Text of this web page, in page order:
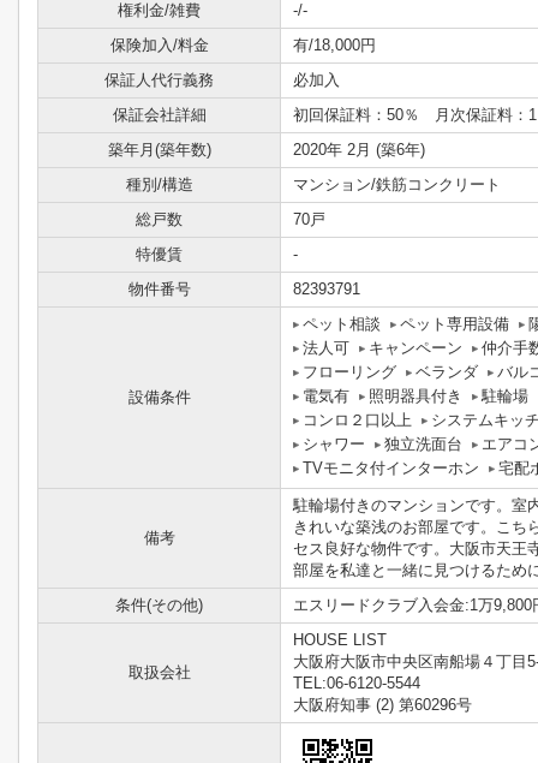
権利金/雑費
-/-
保険加入/料金
有/18,000円
保証人代行義務
必加入
保証会社詳細
初回保証料：50％ 月次保証料：
築年月(築年数)
2020年 2月 (築6年)
種別/構造
マンション/鉄筋コンクリート
総戸数
70戸
特優賃
-
物件番号
82393791
設備条件
ペット相談 ペット専用設備
法人可
キャンペーン
仲介手
フローリング
ベランダ
バル
電気有
照明器具付き
駐輪場
コンロ２口以上
システムキッ
シャワー
独立洗面台
エアコ
TVモニタ付インターホン
宅配
備考
駐輪場付きのマンションです。室
きれいな築浅のお部屋です。こち
セス良好な物件です。大阪市天王
部屋を私達と一緒に見つけるため
条件(その他)
エスリードクラブ入会金:1万
取扱会社
HOUSE LIST
大阪府大阪市中央区南船場４丁目
TEL:06-6120-5544
大阪府知事 (2) 第60296号